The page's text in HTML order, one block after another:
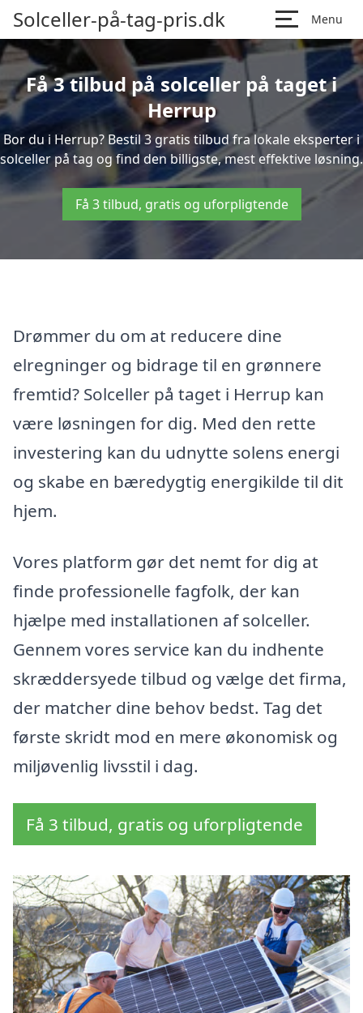
Solceller-på-tag-pris.dk Menu
Få 3 tilbud på solceller på taget i
Herrup
Bor du i Herrup? Bestil 3 gratis tilbud fra lokale eksperter i
solceller på tag og find den billigste, mest effektive løsning.
Få 3 tilbud, gratis og uforpligtende
Drømmer du om at reducere dine
elregninger og bidrage til en grønnere
fremtid? Solceller på taget i Herrup kan
være løsningen for dig. Med den rette
investering kan du udnytte solens energi
og skabe en bæredygtig energikilde til dit
hjem.
Vores platform gør det nemt for dig at
finde professionelle fagfolk, der kan
hjælpe med installationen af solceller.
Gennem vores service kan du indhente
skræddersyede tilbud og vælge det firma,
der matcher dine behov bedst. Tag det
første skridt mod en mere økonomisk og
miljøvenlig livsstil i dag.
Få 3 tilbud, gratis og uforpligtende